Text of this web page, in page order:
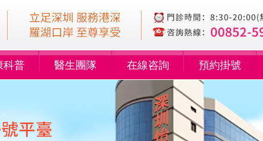
科普 醫生團隊 在線咨詢 預約掛號